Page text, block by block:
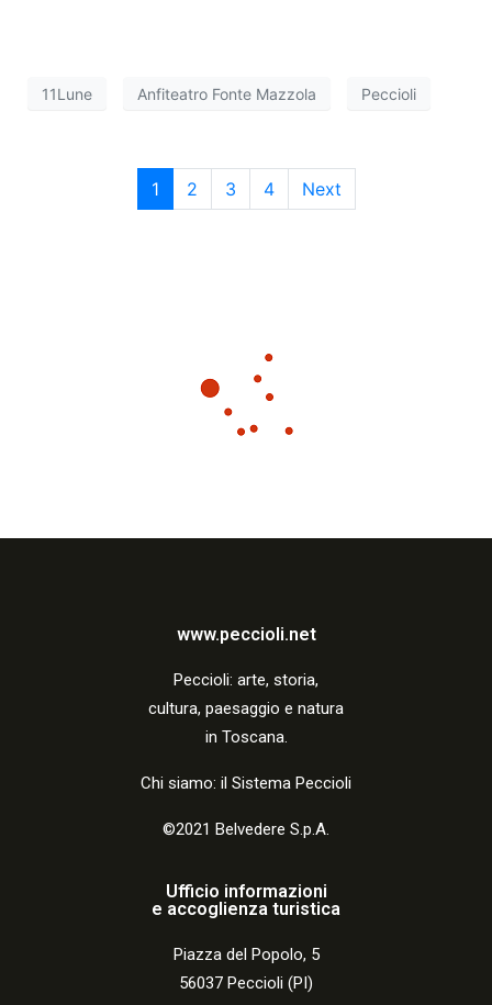
11Lune Anfiteatro Fonte Mazzola Peccioli
1 2 3 4 Next
www.peccioli.net
Peccioli: arte, storia,
cultura, paesaggio e natura
in Toscana.
Chi siamo: il Sistema Peccioli
©2021 Belvedere S.p.A.
Ufficio informazioni
e accoglienza turistica
Piazza del Popolo, 5
56037 Peccioli (PI)